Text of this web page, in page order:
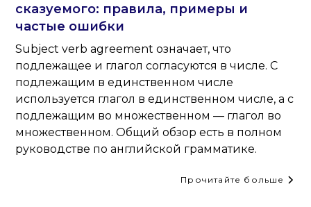
сказуемого: правила, примеры и
частые ошибки
Subject verb agreement означает, что
подлежащее и глагол согласуются в числе. С
подлежащим в единственном числе
используется глагол в единственном числе, а с
подлежащим во множественном — глагол во
множественном. Общий обзор есть в полном
руководстве по английской грамматике.
Прочитайте больше